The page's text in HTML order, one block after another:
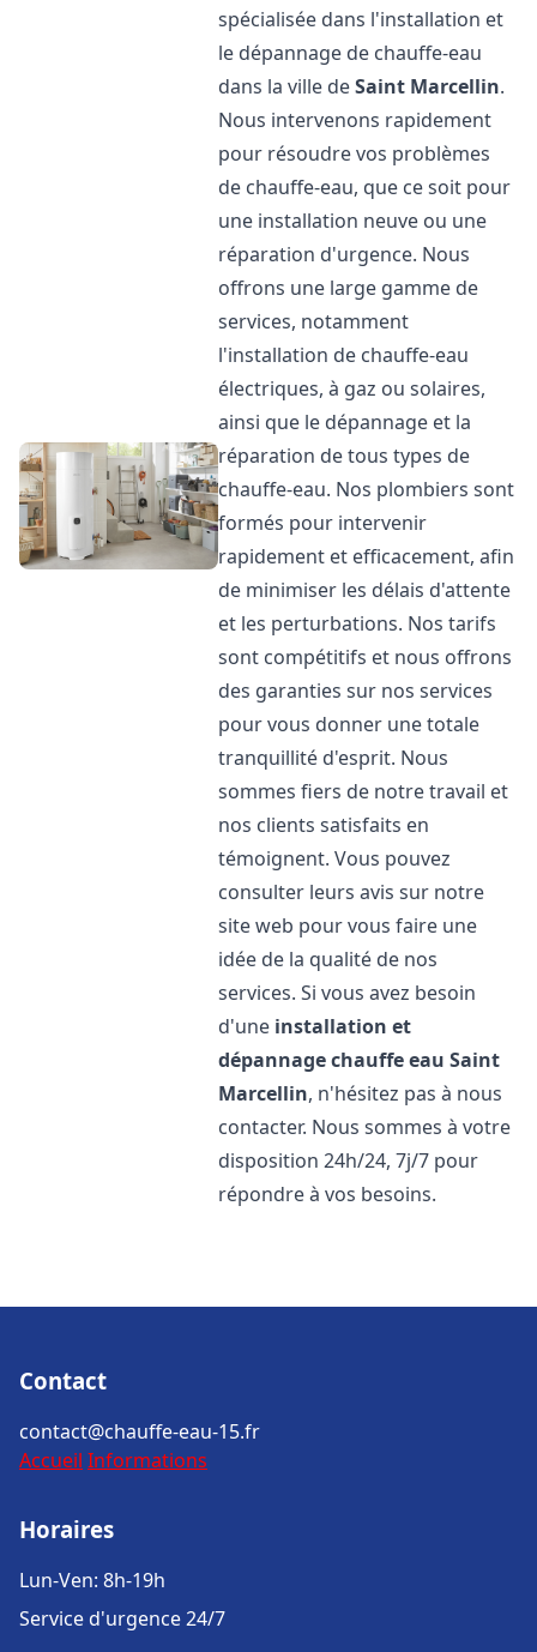
spécialisée dans l'installation et
le dépannage de chauffe-eau
dans la ville deSaint Marcellin.
Nous intervenons rapidement
pour résoudre vos problèmes
de chauffe-eau, que ce soit pour
une installation neuve ou une
réparation d'urgence. Nous
offrons une large gamme de
services, notamment
l'installation de chauffe-eau
électriques, à gaz ou solaires,
ainsi que le dépannage et la
réparation de tous types de
chauffe-eau. Nos plombiers sont
formés pour intervenir
rapidement et efficacement, afin
de minimiser les délais d'attente
et les perturbations. Nos tarifs
sont compétitifs et nous offrons
des garanties sur nos services
pour vous donner une totale
tranquillité d'esprit. Nous
sommes fiers de notre travail et
nos clients satisfaits en
témoignent. Vous pouvez
consulter leurs avis sur notre
site web pour vous faire une
idée de la qualité de nos
services. Si vous avez besoin
d'une installation et
dépannage chauffe eau Saint
Marcellin, n'hésitez pas à nous
contacter. Nous sommes à votre
disposition 24h/24, 7j/7 pour
répondre à vos besoins.
Contact
contact@chauffe-eau-15.fr
Accueil Informations
Horaires
Lun-Ven: 8h-19h
Service d'urgence 24/7